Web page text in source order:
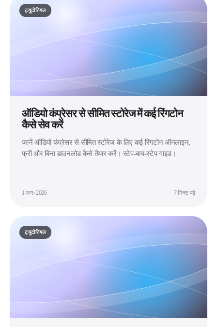
ट्यूटोरियल
ऑडियो कंप्रेसर से सीमित स्टोरेज में कई रिंगटोन
कैसे सेव करें
जानें ऑडियो कंप्रेसर से सीमित स्टोरेज के लिए कई रिंगटोन ऑनलाइन,
फ्री और बिना डाउनलोड कैसे तैयार करें। स्टेप-बाय-स्टेप गाइड।
1 अग॰ 2026 7 मिनट पढ़ें
ट्यूटोरियल